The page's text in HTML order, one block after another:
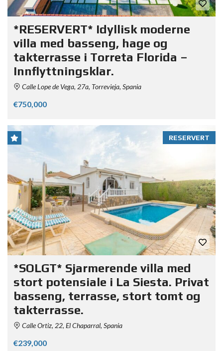
*RESERVERT* Idyllisk moderne
villa med basseng, hage og
takterrasse i Torreta Florida –
Innflyttningsklar.
Calle Lope de Vega, 27a, Torrevieja, Spania
€750,000
RESERVERT
*SOLGT* Sjarmerende villa med
stort potensiale i La Siesta. Privat
basseng, terrasse, stort tomt og
takterrasse.
Calle Ortiz, 22, El Chaparral, Spania
€239,000